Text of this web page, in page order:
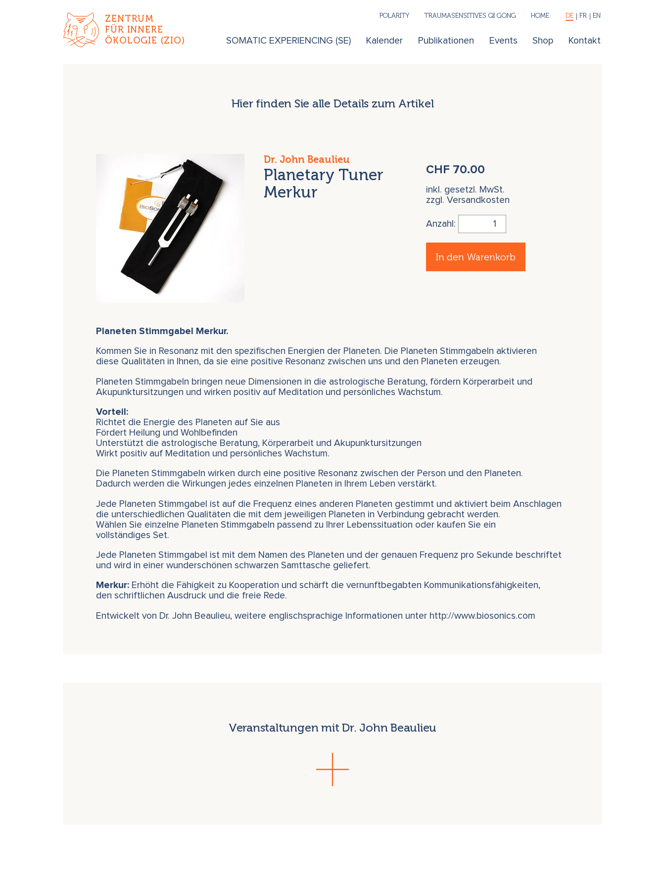
ZENTRUM
FÜR INNERE
ÖKOLOGIE (ZIO)
SOMATIC EXPERIENCING (SE) Kalender Publikationen Events Shop Kontakt
POLARITY TRAUMASENSITIVES QI GONG HOME DE FR EN
Hier finden Sie alle Details zum Artikel
Dr. John Beaulieu
Planetary Tuner
Merkur
CHF 70.00
inkl. gesetzl. MwSt.
zzgl. Versandkosten
Anzahl:
In den Warenkorb
Planeten Stimmgabel Merkur.
Kommen Sie in Resonanz mit den spezifischen Energien der Planeten. Die Planeten Stimmgabeln aktivieren
diese Qualitäten in Ihnen, da sie eine positive Resonanz zwischen uns und den Planeten erzeugen.
Planeten Stimmgabeln bringen neue Dimensionen in die astrologische Beratung, fördern Körperarbeit und
Akupunktursitzungen und wirken positiv auf Meditation und persönliches Wachstum.
Vorteil:
Richtet die Energie des Planeten auf Sie aus
Fördert Heilung und Wohlbefinden
Unterstützt die astrologische Beratung, Körperarbeit und Akupunktursitzungen
Wirkt positiv auf Meditation und persönliches Wachstum.
Die Planeten Stimmgabeln wirken durch eine positive Resonanz zwischen der Person und den Planeten.
Dadurch werden die Wirkungen jedes einzelnen Planeten in Ihrem Leben verstärkt.
Jede Planeten Stimmgabel ist auf die Frequenz eines anderen Planeten gestimmt und aktiviert beim Anschlagen
die unterschiedlichen Qualitäten die mit dem jeweiligen Planeten in Verbindung gebracht werden.
Wählen Sie einzelne Planeten Stimmgabeln passend zu Ihrer Lebenssituation oder kaufen Sie ein
vollständiges Set.
Jede Planeten Stimmgabel ist mit dem Namen des Planeten und der genauen Frequenz pro Sekunde beschriftet
und wird in einer wunderschönen schwarzen Samttasche geliefert.
Merkur: Erhöht die Fähigkeit zu Kooperation und schärft die vernunftbegabten Kommunikationsfähigkeiten,
den schriftlichen Ausdruck und die freie Rede.
Entwickelt von Dr. John Beaulieu, weitere englischsprachige Informationen unter http://www.biosonics.com
Veranstaltungen mit Dr. John Beaulieu